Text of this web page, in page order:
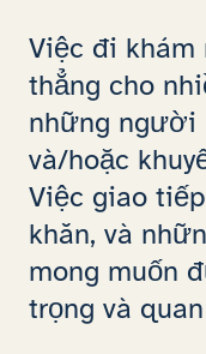
Việc đi khám
thẳng cho
những người
và/hoặc
Việc giao
khăn, và
mong muốn
trọng và